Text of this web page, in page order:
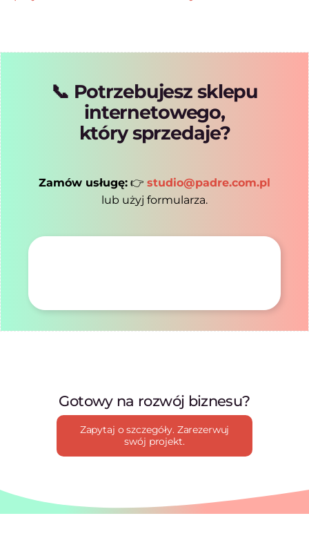
📞 Potrzebujesz sklepu
internetowego,
który sprzedaje?
Zamów usługę: 👉 studio@padre.com.pl
lub użyj formularza.
Gotowy na rozwój biznesu?
Zapytaj o szczegóły. Zarezerwuj
swój projekt.